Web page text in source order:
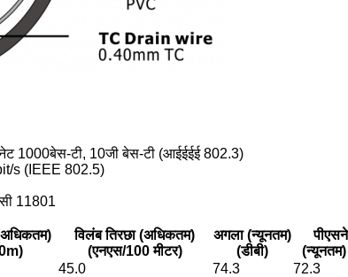
1000बेस-टी, 10जी बेस-टी (आईईईई 802.3)
s (IEEE 802.5)
11801
विलंब तिरछा (अधिकतम)
(एनएस/100 मीटर)
अगला (न्यूनतम)
(डीबी)
(न्यूनतम)
45.0 74.3 72.3